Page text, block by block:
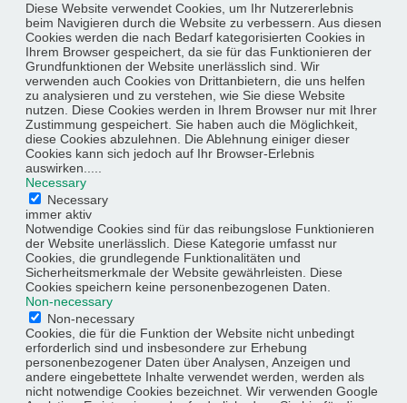
Diese Website verwendet Cookies, um Ihr Nutzererlebnis
beim Navigieren durch die Website zu verbessern. Aus diesen
Cookies werden die nach Bedarf kategorisierten Cookies in
Ihrem Browser gespeichert, da sie für das Funktionieren der
Grundfunktionen der Website unerlässlich sind. Wir
verwenden auch Cookies von Drittanbietern, die uns helfen
zu analysieren und zu verstehen, wie Sie diese Website
nutzen. Diese Cookies werden in Ihrem Browser nur mit Ihrer
Zustimmung gespeichert. Sie haben auch die Möglichkeit,
diese Cookies abzulehnen. Die Ablehnung einiger dieser
Cookies kann sich jedoch auf Ihr Browser-Erlebnis
auswirken.....
Necessary
Necessary
immer aktiv
Notwendige Cookies sind für das reibungslose Funktionieren
der Website unerlässlich. Diese Kategorie umfasst nur
Cookies, die grundlegende Funktionalitäten und
Sicherheitsmerkmale der Website gewährleisten. Diese
Cookies speichern keine personenbezogenen Daten.
Non-necessary
Non-necessary
Cookies, die für die Funktion der Website nicht unbedingt
erforderlich sind und insbesondere zur Erhebung
personenbezogener Daten über Analysen, Anzeigen und
andere eingebettete Inhalte verwendet werden, werden als
nicht notwendige Cookies bezeichnet. Wir verwenden Google